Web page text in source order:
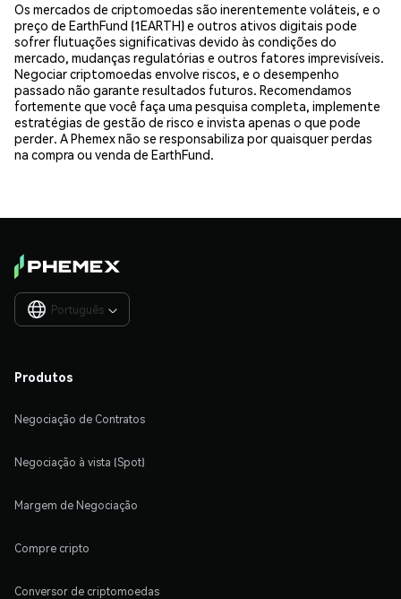
Os mercados de criptomoedas são inerentemente voláteis, e o
preço de EarthFund (1EARTH) e outros ativos digitais pode
sofrer flutuações significativas devido às condições do
mercado, mudanças regulatórias e outros fatores imprevisíveis.
Negociar criptomoedas envolve riscos, e o desempenho
passado não garante resultados futuros. Recomendamos
fortemente que você faça uma pesquisa completa, implemente
estratégias de gestão de risco e invista apenas o que pode
perder. A Phemex não se responsabiliza por quaisquer perdas
na compra ou venda de EarthFund.
Português 
Produtos
Negociação de Contratos
Negociação à vista (Spot)
Margem de Negociação
Compre cripto
Conversor de criptomoedas